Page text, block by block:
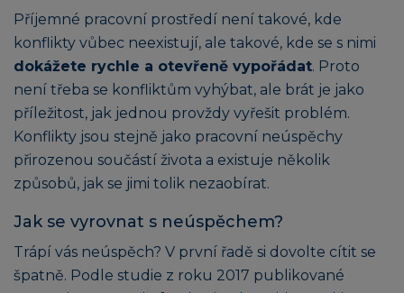
Příjemné pracovní prostředí není takové, kde
konflikty vůbec neexistují, ale takové, kde se s nimi
dokážete rychle a otevřeně vypořádat. Proto
není třeba se konfliktům vyhýbat, ale brát je jako
příležitost, jak jednou provždy vyřešit problém.
Konflikty jsou stejně jako pracovní neúspěchy
přirozenou součástí života a existuje několik
způsobů, jak se jimi tolik nezaobírat.
Jak se vyrovnat s neúspěchem?
Trápí vás neúspěch? V první řadě si dovolte cítit se
špatně. Podle studie z roku 2017 publikované